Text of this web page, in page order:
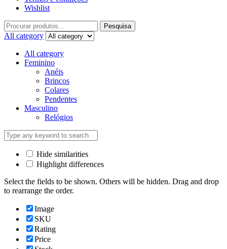
Wishlist
Pesquisa
All category
All category
Feminino
Anéis
Brincos
Colares
Pendentes
Masculino
Relógios
Hide similarities
Highlight differences
Select the fields to be shown. Others will be hidden. Drag and drop
to rearrange the order.
Image
SKU
Rating
Price